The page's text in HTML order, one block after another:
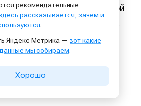
тексты песен которой
в адрес политики США
пластинки — цитата
старшего. Что же
пластинки, то по всей
с «Eye In The Sky» —
рекомендательные
рассказывается, зачем и
.
Яндекс Метрика — вот какие
мы собираем.
Хорошо